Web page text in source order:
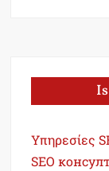
Υπηρεσίες
SEO